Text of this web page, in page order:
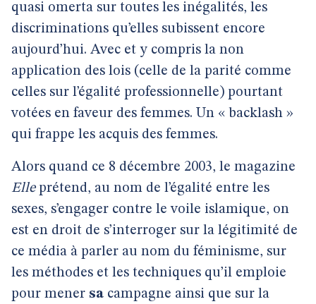
quasi omerta sur toutes les inégalités, les
discriminations qu’elles subissent encore
aujourd’hui. Avec et y compris la non
application des lois (celle de la parité comme
celles sur l’égalité professionnelle) pourtant
votées en faveur des femmes. Un « backlash »
qui frappe les acquis des femmes.
Alors quand ce 8 décembre 2003, le magazine
Elleprétend, au nom de l’égalité entre les
sexes, s’engager contre le voile islamique, on
est en droit de s’interroger sur la légitimité de
ce média à parler au nom du féminisme, sur
les méthodes et les techniques qu’il emploie
pour mener sa campagne ainsi que sur la